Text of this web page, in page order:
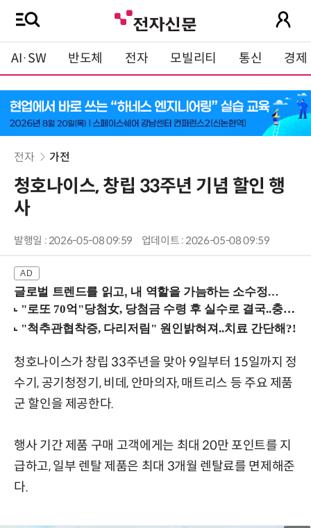
AI·SW 반도체 전자 모빌리티 통신 경제
전자 가전
청호나이스, 창립 33주년 기념 할인 행
사
발행일 : 2026-05-08 09:59 업데이트 : 2026-05-08 09:59
글로벌 트렌드를 읽고, 내 역할을 가늠하는 소수정예 실습 워크숍 (8/28 신논현역)
청호나이스가 창립 33주년을 맞아 9일부터 15일까지 정
수기, 공기청정기, 비데, 안마의자, 매트리스 등 주요 제품
군 할인을 제공한다.
행사 기간 제품 구매 고객에게는 최대 20만 포인트를 지
급하고, 일부 렌탈 제품은 최대 3개월 렌탈료를 면제해준
다.